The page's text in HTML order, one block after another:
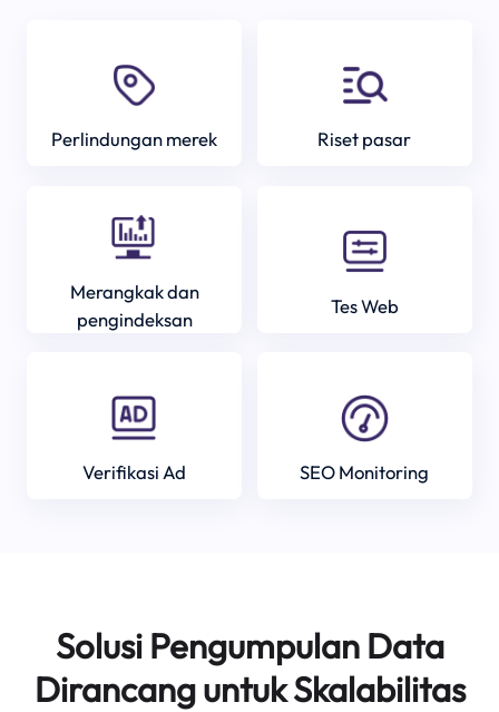
Perlindungan merek Riset pasar
Merangkak dan
pengindeksan
Tes Web
Verifikasi Ad SEO Monitoring
Solusi Pengumpulan Data
Dirancang untuk Skalabilitas